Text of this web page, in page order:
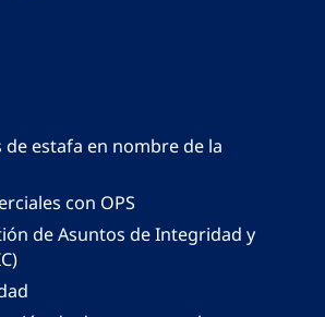
estafa en nombre de la
con OPS
de Asuntos de Integridad y